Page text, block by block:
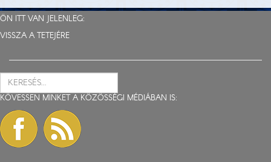
ÖN ITT VAN JELENLEG:
VISSZA A TETEJÉRE
KÖVESSEN MINKET A KÖZÖSSÉGI MÉDIÁBAN IS: